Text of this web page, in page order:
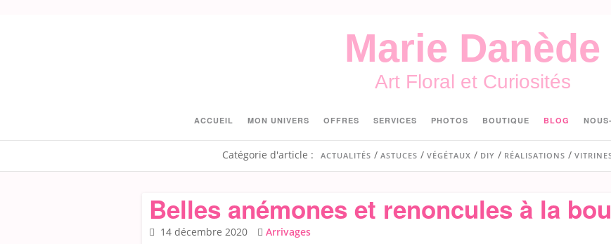
Marie Danède
Art Floral et Curiosités
ACCUEIL MON UNIVERS OFFRES SERVICES PHOTOS BOUTIQUE BLOG
Catégorie d'article : ACTUALITÉS ASTUCES VÉGÉTAUX DIY RÉALISATIONS
Belles anémones et renoncules à la
14 décembre 2020
Arrivages